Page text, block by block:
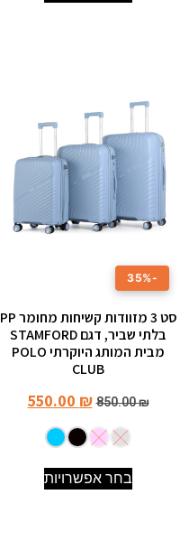
-35%
סט 3 מזוודות קשיחות מחומר PP
בלתי שביר, דגם STAMFORD
מבית המותג היוקרתי POLO
CLUB
850.00₪
550.00 ₪
בחר אפשרויות